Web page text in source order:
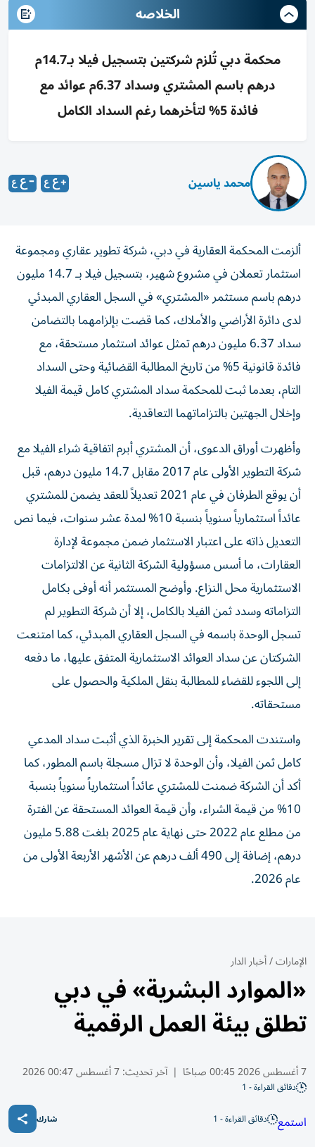
الخلاصه
محكمة دبي تُلزم شركتين بتسجيل فيلا بـ14.7م
درهم باسم المشتري وسداد 6.37م عوائد مع
فائدة 5% لتأخرهما رغم السداد الكامل
محمد ياسين
ألزمت المحكمة العقارية في دبي، شركة تطوير عقاري ومجموعة
استثمار تعملان في مشروع شهير، بتسجيل فيلا بـ 14.7 مليون
درهم باسم مستثمر «المشتري» في السجل العقاري المبدئي
لدى دائرة الأراضي والأملاك، كما قضت بإلزامهما بالتضامن
سداد 6.37 مليون درهم تمثل عوائد استثمار مستحقة، مع
فائدة قانونية 5% من تاريخ المطالبة القضائية وحتى السداد
التام، بعدما ثبت للمحكمة سداد المشتري كامل قيمة الفيلا
وإخلال الجهتين بالتزاماتهما التعاقدية.
وأظهرت أوراق الدعوى، أن المشتري أبرم اتفاقية شراء الفيلا مع
شركة التطوير الأولى عام 2017 مقابل 14.7 مليون درهم، قبل
أن يوقع الطرفان في عام 2021 تعديلاً للعقد يضمن للمشتري
عائداً استثمارياً سنوياً بنسبة 10% لمدة عشر سنوات، فيما نص
التعديل ذاته على اعتبار الاستثمار ضمن مجموعة لإدارة
العقارات، ما أسس مسؤولية الشركة الثانية عن الالتزامات
الاستثمارية محل النزاع. وأوضح المستثمر أنه أوفى بكامل
التزاماته وسدد ثمن الفيلا بالكامل، إلا أن شركة التطوير لم
تسجل الوحدة باسمه في السجل العقاري المبدئي، كما امتنعت
الشركتان عن سداد العوائد الاستثمارية المتفق عليها، ما دفعه
إلى اللجوء للقضاء للمطالبة بنقل الملكية والحصول على
مستحقاته.
واستندت المحكمة إلى تقرير الخبرة الذي أثبت سداد المدعي
كامل ثمن الفيلا، وأن الوحدة لا تزال مسجلة باسم المطور، كما
أكد أن الشركة ضمنت للمشتري عائداً استثمارياً سنوياً بنسبة
10% من قيمة الشراء، وأن قيمة العوائد المستحقة عن الفترة
من مطلع عام 2022 حتى نهاية عام 2025 بلغت 5.88 مليون
درهم، إضافة إلى 490 ألف درهم عن الأشهر الأربعة الأولى من
عام 2026.
الإمارات/أخبار الدار
«الموارد البشرية» في دبي
تطلق بيئة العمل الرقمية
7 أغسطس 2026 00:45 صباحًا | آخر تحديث:7 أغسطس 00:47 2026
دقائق القراءة - 1
استمع دقائق القراءة - 1 شارك